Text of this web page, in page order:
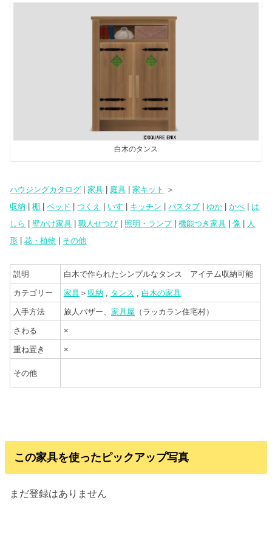
m st
o
d
o
n
er
e
st
白木のタンス
ハウジングカタログ |家具 庭具 |家キット
＞
収納 |棚 |ベッド |つくえ いす キッチン |バスタブ |ゆか |かべ
は
しら
|壁かけ家具 |職人せつび 照明・ランプ|機能つき家具 |像
人
形 |花・植物 その他
説明 白木で作られたシンプルなタンス アイテム収納可能
カテゴリー 家具＞ 収納 , タンス , 白木の家具
入手方法 旅人バザー、 家具屋 （ラッカラン住宅村）
さわる ×
重ね置き ×
その他
この家具を使ったピックアップ写真
まだ登録はありません